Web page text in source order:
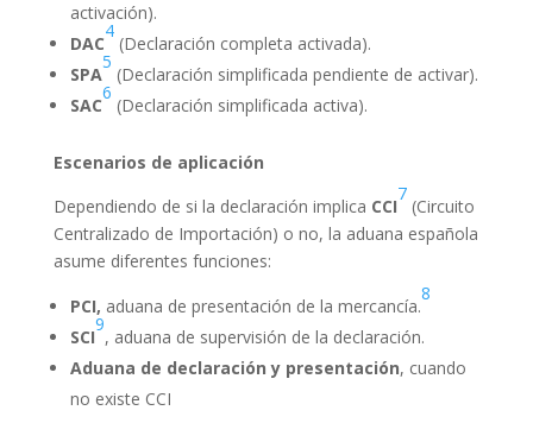
activación).
DAC
4
(Declaración completa activada).
SPA
5
(Declaración simplificada pendiente de activar).
SAC
6
(Declaración simplificada activa).
Escenarios de aplicación
Dependiendo de si la declaración implica CCI
7
(Circuito
Centralizado de Importación) o no, la aduana española
asume diferentes funciones:
PCI, aduana de presentación de la mercancía.
8
SCI
9
, aduana de supervisión de la declaración.
Aduana de declaración y presentación, cuando
no existe CCI